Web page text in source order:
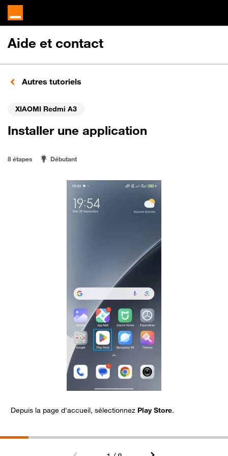
Aide et contact
Autres tutoriels
XIAOMI Redmi A3
Installer une application
8 étapes Débutant
Depuis la page d'accueil, sélectionnez Play Store.